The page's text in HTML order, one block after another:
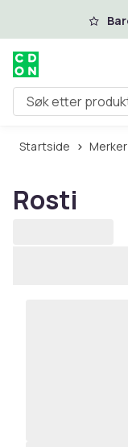
Hopp til
Søk etter
Startside Merker
Rosti